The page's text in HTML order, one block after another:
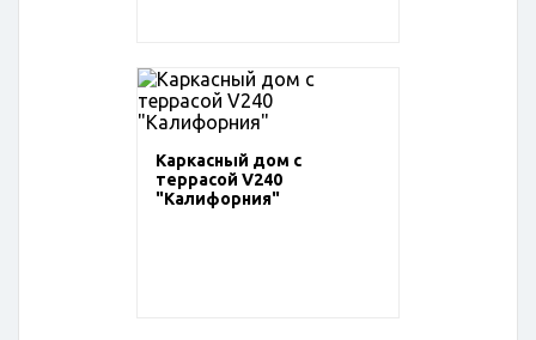
Каркасный дом с
террасой V240
"Калифорния"